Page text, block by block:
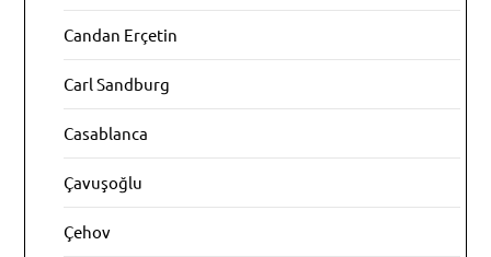
Candan Erçetin
Carl Sandburg
Casablanca
Çavuşoğlu
Çehov